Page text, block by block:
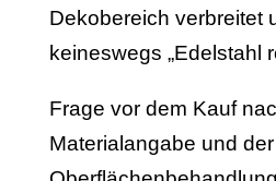
Dekobereich verbreitet
keineswegs „Edelstahl
Frage vor dem Kauf
Materialangabe und der